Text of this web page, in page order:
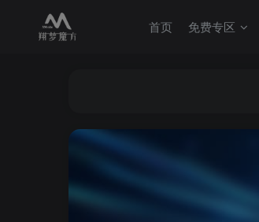
首页 免费专区